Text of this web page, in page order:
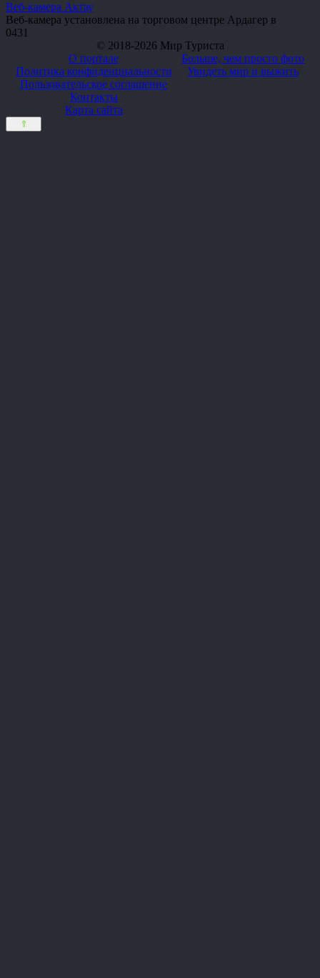
Веб-камера Актау
Веб-камера установлена на торговом центре Ардагер в
0431
© 2018-2026 Мир Туриста
О портале
Политика конфиденциальности
Пользовательское соглашение
Контакты
Карта сайта
Больше, чем просто фото
Увидеть мир и выжить